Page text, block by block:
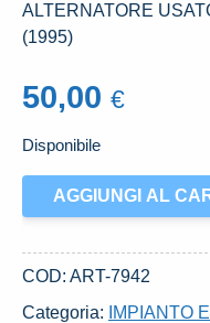
ALTERNATORE
(1995)
50,00 €
Disponibile
ALTERNATORE
USATO
2000
AGGIUNGI AL
COD: ART-7942
Categoria:
IMPIANTO